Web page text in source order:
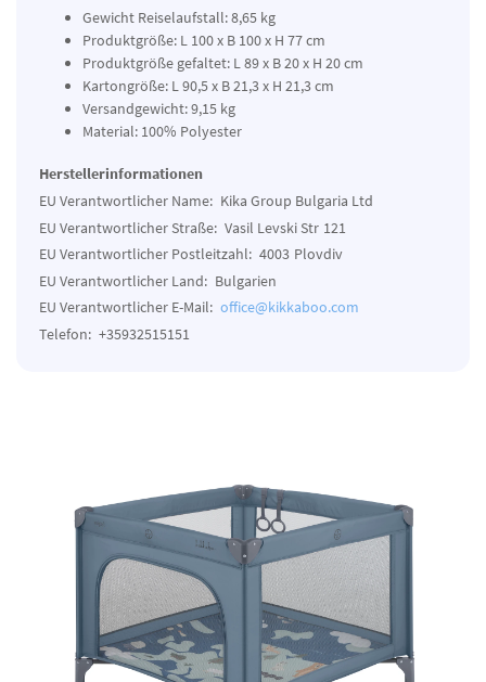
Gewicht Reiselaufstall: 8,65 kg
Produktgröße: L 100 x B 100 x H 77 cm
Produktgröße gefaltet: L 89 x B 20 x H 20 cm
Kartongröße: L 90,5 x B 21,3 x H 21,3 cm
Versandgewicht: 9,15 kg
Material: 100% Polyester
Herstellerinformationen
EU Verantwortlicher Name: Kika Group Bulgaria Ltd
EU Verantwortlicher Straße: Vasil Levski Str 121
EU Verantwortlicher Postleitzahl: 4003 Plovdiv
EU Verantwortlicher Land: Bulgarien
EU Verantwortlicher E-Mail: office@kikkaboo.com
Telefon: +35932515151